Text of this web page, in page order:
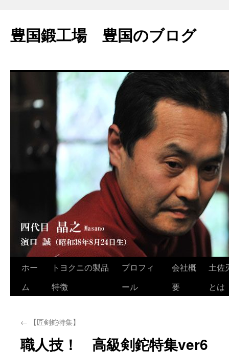
豊国鍛工場 豊国のブログ
コ
ン
ホー
ム
トヨクニの製品
特徴
プロフィ
ール
会社概
要
土佐
とは
← 【匠剣鉈特集】
職人技！ 高級剣鉈特集ver6